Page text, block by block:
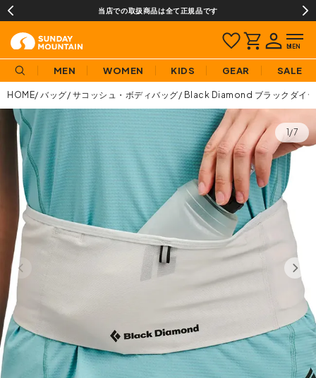
当店での取扱商品は全て正規品です
MEN WOMEN KIDS GEAR SALE
HOME バッグ サコッシュ・ボディバッグ Black Diamond ブラックダイ
1/7